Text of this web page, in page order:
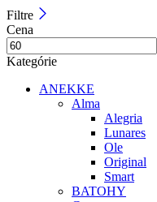
Filtre
Cena
Kategórie
ANEKKE
Alma
Alegria
Lunares
Ole
Original
Smart
BATOHY